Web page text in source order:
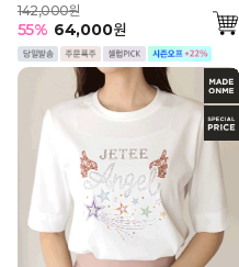
142,000원
55% 64,000원